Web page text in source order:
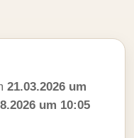
21.03.2026 um
um 10:05